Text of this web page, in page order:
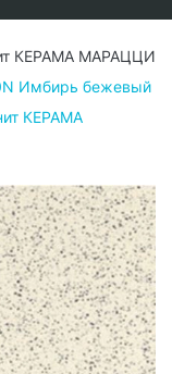
КЕРАМА МАРАЦЦИ
Имбирь бежевый
КЕРАМА